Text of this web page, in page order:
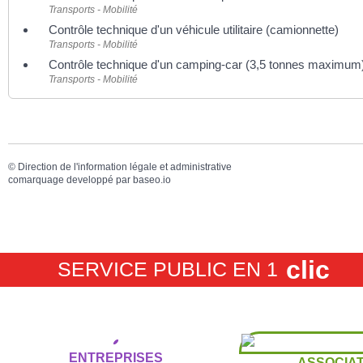
Transports - Mobilité
Contrôle technique d'un véhicule utilitaire (camionnette)
Transports - Mobilité
Contrôle technique d'un camping-car (3,5 tonnes
Transports - Mobilité
© Direction de l'information légale et administrative
comarquage developpé par baseo.io
SERVICE PUBLIC EN 1 clic
ENTREPRISES